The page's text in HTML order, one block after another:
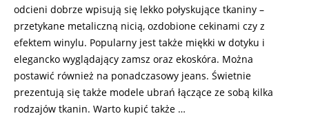
odcieni dobrze wpisują się lekko połyskujące tkaniny –
przetykane metaliczną nicią, ozdobione cekinami czy z
efektem winylu. Popularny jest także miękki w dotyku i
elegancko wyglądający zamsz oraz ekoskóra. Można
postawić również na ponadczasowy jeans. Świetnie
prezentują się także modele ubrań łączące ze sobą kilka
rodzajów tkanin. Warto kupić także …